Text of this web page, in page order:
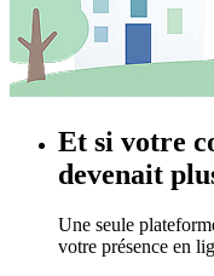
Et si votre
devenait
Une seule
votre présence en